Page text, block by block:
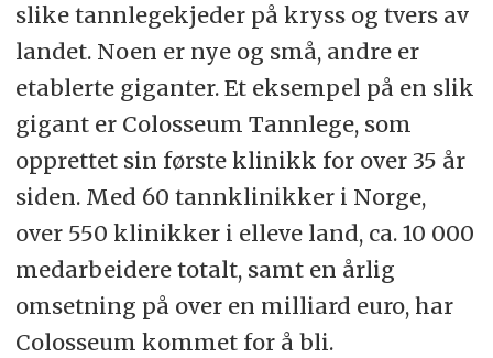
slike tannlegekjeder på kryss og tvers av
landet. Noen er nye og små, andre er
etablerte giganter. Et eksempel på en slik
gigant er Colosseum Tannlege, som
opprettet sin første klinikk for over 35 år
siden. Med 60 tannklinikker i Norge,
over 550 klinikker i elleve land, ca. 10 000
medarbeidere totalt, samt en årlig
omsetning på over en milliard euro, har
Colosseum kommet for å bli.